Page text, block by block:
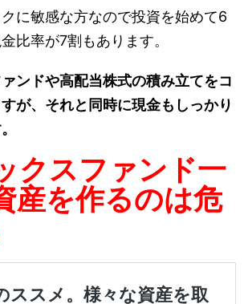
に敏感な方なので投資を始めて6
比率が7割もあります。
ンドや高配当株式の積み立てをコ
が、それと同時に現金もしっかり
クスファンド一
産を作るのは危